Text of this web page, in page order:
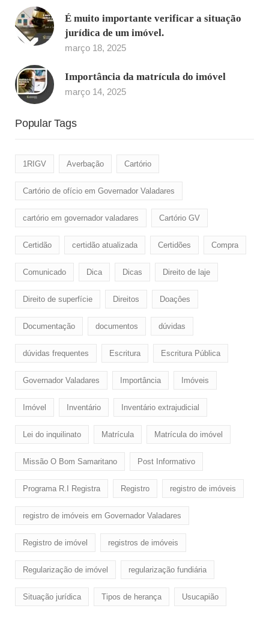
É muito importante verificar a situação
jurídica de um imóvel.
março 18, 2025
Importância da matrícula do imóvel
março 14, 2025
Popular Tags
1RIGV Averbação Cartório
Cartório de ofício em Governador Valadares
cartório em governador valadares Cartório GV
Certidão certidão atualizada Certidões Compra
Comunicado Dica Dicas Direito de laje
Direito de superfície Direitos Doaçôes
Documentação documentos dúvidas
dúvidas frequentes Escritura Escritura Pública
Governador Valadares Importância Imóveis
Imóvel Inventário Inventário extrajudicial
Lei do inquilinato Matrícula Matrícula do imóvel
Missão O Bom Samaritano Post Informativo
Programa R.I Registra Registro registro de imóveis
registro de imóveis em Governador Valadares
Registro de imóvel registros de imóveis
Regularização de imóvel regularização fundiária
Situação jurídica Tipos de herança Usucapião